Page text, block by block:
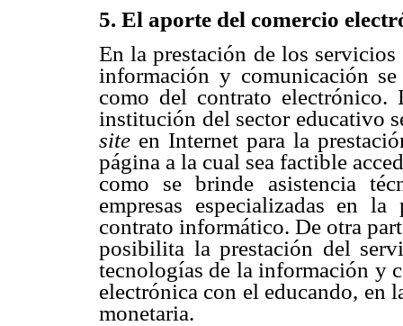
5. El aporte del comercio
En la prestación de los
información y comunicación
como del contrato
institución del sector educativo
site en Internet para la
página a la cual sea factible
como se brinde asistencia
empresas especializadas en
contrato informático. De otra
posibilita la prestación del
tecnologías de la información y
electrónica con el educando, en
monetaria.